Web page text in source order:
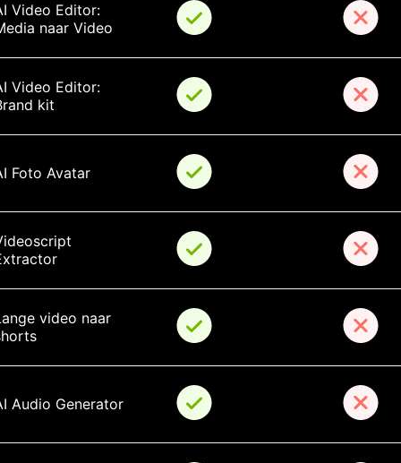
Video Editor:
naar Video
Video Editor:
kit
Foto Avatar
video naar
Audio Generator